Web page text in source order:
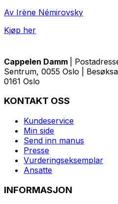
Av Irène Némirovsky
Kjøp her
Cappelen Damm
|
Sentrum, 0055 Oslo |
0161 Oslo
KONTAKT OSS
Kundeservice
Min side
Send inn manus
Presse
Vurderingseksemplar
Ansatte
INFORMASJON